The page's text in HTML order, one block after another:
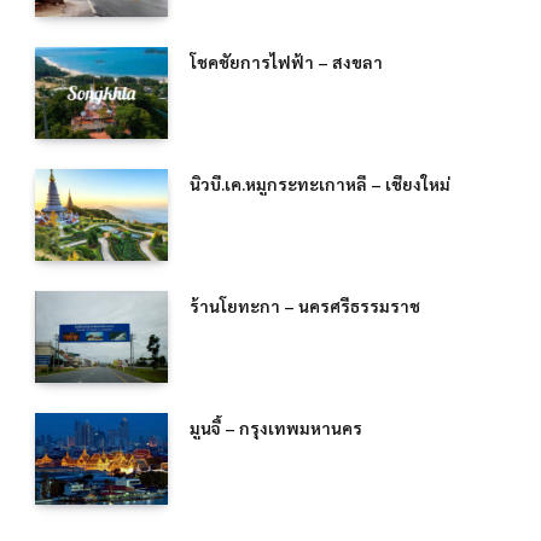
โชคชัยการไฟฟ้า – สงขลา
นิวบี.เค.หมูกระทะเกาหลี – เชียงใหม่
ร้านโยทะกา – นครศรีธรรมราช
มูนจี้ – กรุงเทพมหานคร